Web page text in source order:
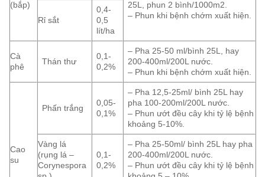
(bắp)
25L, phun 2 bình/1000m2.
– Phun khi bệnh chớm xuất hiện.
Rỉ sắt
0,4-
0,5
lít/ha
Cà
phê
Thán thư
0,1-
0,2%
– Pha 25-50 ml/bình 25L, hay
200-400ml/200L nước.
– Phun khi bệnh chớm xuất hiện.
Cao
su
Phấn trắng
0,05-
0,1%
– Pha 12,5-25ml/ bình 25L hay
pha 100-200ml/200L nước.
– Phun ướt đều cây khi tỷ lệ bệnh
khoảng 5-10%.
Vàng lá
(rụng lá –
Corynespora
0,1-
0,2%
– Pha 25-50ml/ bình 25L hay pha
200-400ml/200L nước.
– Phun ướt đều cây khi tỷ lệ bệnh